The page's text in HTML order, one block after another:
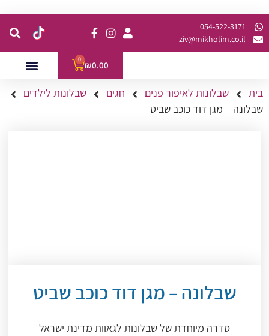
054-522-3171⁩
ziv@mikholim.co.il
₪0.00
0
בית שבלונות לאיפור פנים חגים
שבלונות לילדים
שבלונה – מגן דוד כוכב שביט
שבלונה – מגן דוד כוכב שביט
סדרה מיוחדת של שבלונות לגאוות מדינת ישראל